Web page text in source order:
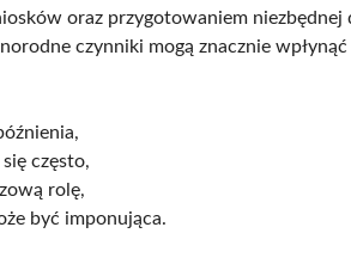
oraz przygotowaniem niezbędnej
czynniki mogą znacznie wpłynąć
często,
rolę,
być imponująca.